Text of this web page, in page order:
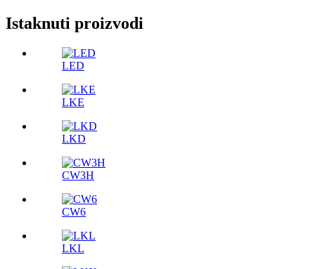
Istaknuti proizvodi
LED
LKE
LKD
CW3H
CW6
LKL